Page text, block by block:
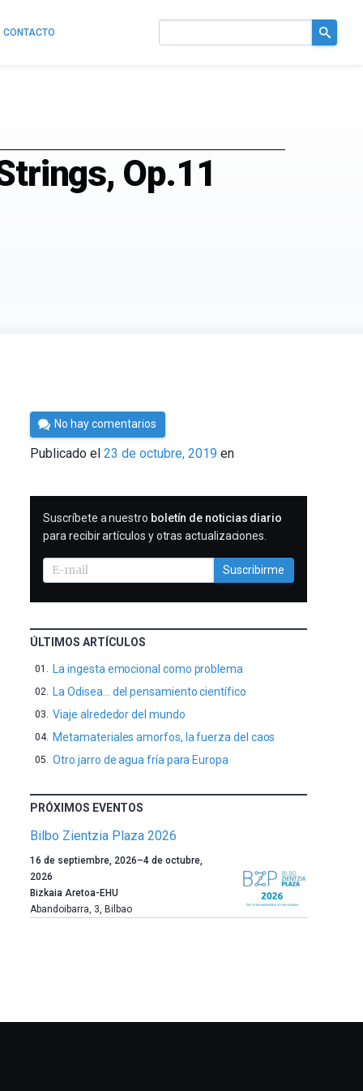
CONTACTO
Op.11
Por
César
Tomé
No hay comentarios
Publicado el23 de octubre, 2019 en
SUSCRIBIRME
Suscríbete a nuestro boletín de noticias diario
para recibir artículos y otras actualizaciones.
Suscribirme
ÚLTIMOS ARTÍCULOS
La ingesta emocional como problema
La Odisea… del pensamiento científico
Viaje alrededor del mundo
Metamateriales amorfos, la fuerza del caos
Otro jarro de agua fría para Europa
PRÓXIMOS EVENTOS
Bilbo Zientzia Plaza 2026
Un
año
más,
Bilbao
la
16 de septiembre, 2026–4 de octubre,
2026
Bizkaia Aretoa-EHU
Abandoibarra, 3, Bilbao